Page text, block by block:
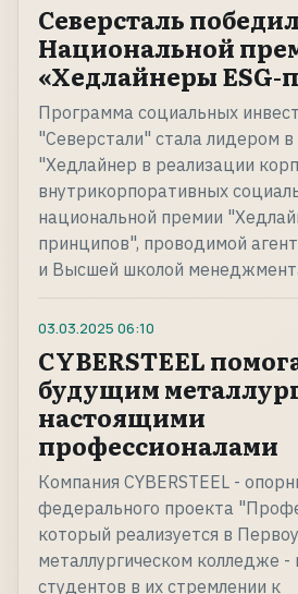
Северсталь
Национальной
«Хедлайнеры
Программа социальных
"Северстали" стала лидером
"Хедлайнер в реализации
внутрикорпоративных
национальной премии
принципов", проводимой
и Высшей школой
03.03.2025 06:10
CYBERSTEEL
будущим
настоящими
профессионалами
Компания CYBERSTEEL -
федерального проекта
который реализуется в
металлургическом колледже
студентов в их стремлении к